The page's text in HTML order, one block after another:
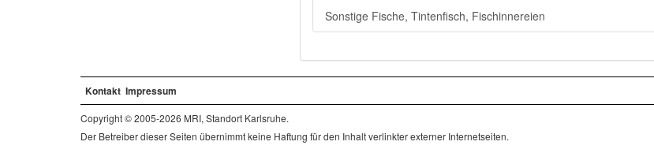
Sonstige Fische, Tintenfisch, Fischinnereien
Kontakt Impressum
Copyright © 2005-2026 MRI, Standort Karlsruhe.
Der Betreiber dieser Seiten übernimmt keine Haftung für den Inhalt verlinkter externer Internetseiten.